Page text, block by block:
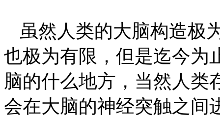
虽然人类的大脑构造极
也极为有限，但是迄今为
脑的什么地方，当然人类
会在大脑的神经突触之间